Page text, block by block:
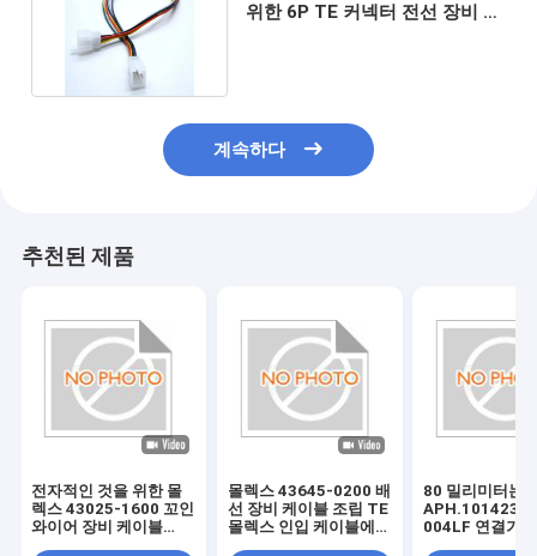
위한 6P TE 커넥터 전선 장비 케
계속하다
추천된 제품
전자적인 것을 위한 몰
렉스 43025-1600 꼬인
와이어 장비 케이블
몰렉스 43645-0200 배
선 장비 케이블 조립 TE
몰렉스 인입 케이블에
80 밀리미터는
004LF 연결기